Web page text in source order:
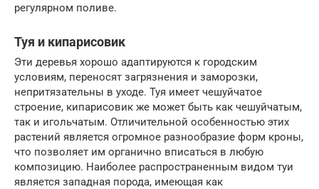
регулярном поливе.
Туя и кипарисовик
Эти деревья хорошо адаптируются к городским
условиям, переносят загрязнения и заморозки,
непритязательны в уходе. Туя имеет чешуйчатое
строение, кипарисовик же может быть как чешуйчатым,
так и игольчатым. Отличительной особенностью этих
растений является огромное разнообразие форм кроны,
что позволяет им органично вписаться в любую
композицию. Наиболее распространенным видом туи
является западная порода, имеющая как